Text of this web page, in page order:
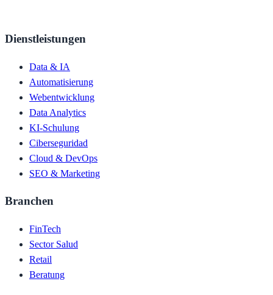
Dienstleistungen
Data & IA
Automatisierung
Webentwicklung
Data Analytics
KI-Schulung
Ciberseguridad
Cloud & DevOps
SEO & Marketing
Branchen
FinTech
Sector Salud
Retail
Beratung